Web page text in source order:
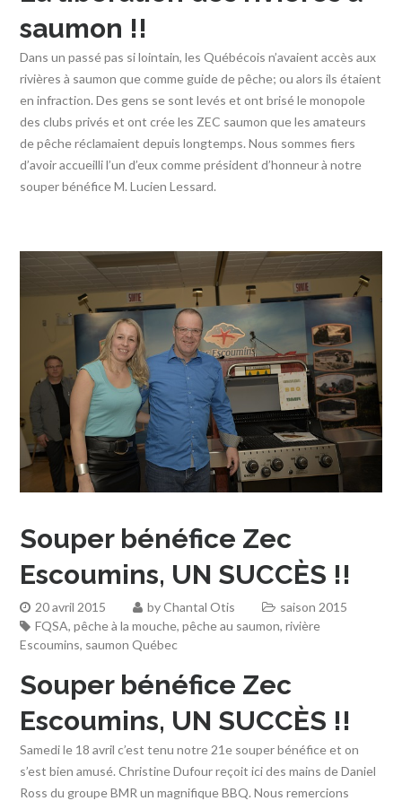
saumon !!
Dans un passé pas si lointain, les Québécois n’avaient accès aux
rivières à saumon que comme guide de pêche; ou alors ils étaient
en infraction. Des gens se sont levés et ont brisé le monopole
des clubs privés et ont crée les ZEC saumon que les amateurs
de pêche réclamaient depuis longtemps. Nous sommes fiers
d’avoir accueilli l’un d’eux comme président d’honneur à notre
souper bénéfice M. Lucien Lessard.
Souper bénéfice Zec
Escoumins, UN SUCCÈS !!
20 avril 2015 byChantal Otis
saison 2015
FQSA,pêche à la mouche,pêche au saumon,rivière
Escoumins, saumon Québec
Souper bénéfice Zec
Escoumins, UN SUCCÈS !!
Samedi le 18 avril c’est tenu notre 21e souper bénéfice et on
s’est bien amusé. Christine Dufour reçoit ici des mains de Daniel
Ross du groupe BMR un magnifique BBQ. Nous remercions